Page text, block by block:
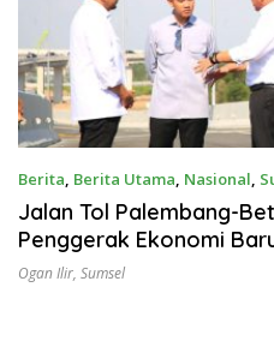
Berita, Berita Utama, Nasional,
Jalan Tol Palembang-
Penggerak Ekonomi
Ogan Ilir, Sumsel